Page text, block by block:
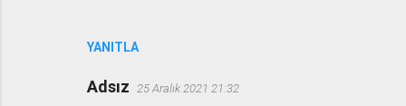
YANITLA
Adsız 25 Aralık 2021 21:32